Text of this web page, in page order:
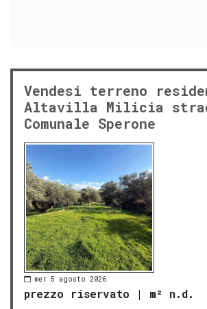
Vendesi terreno
Altavilla Milicia
Comunale Sperone
mer 5 agosto 2026
prezzo riservato | m² n.d.